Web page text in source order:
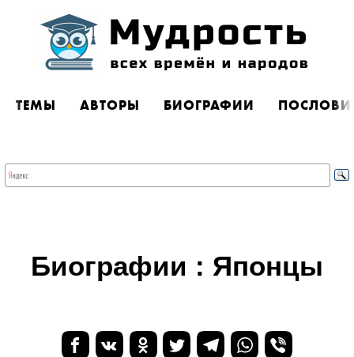
ТЕМЫ АВТОРЫ БИОГРАФИИ
Биографии : Японцы